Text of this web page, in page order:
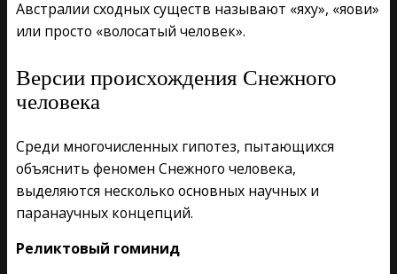
Австралии сходных существ называют «яху», «яови»
или просто «волосатый человек».
Версии происхождения Снежного
человека
Среди многочисленных гипотез, пытающихся
объяснить феномен Снежного человека,
выделяются несколько основных научных и
паранаучных концепций.
Реликтовый гоминид